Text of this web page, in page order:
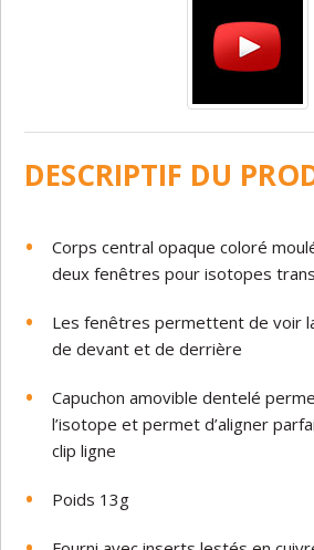
DESCRIPTIF DU
Corps central opaque coloré
deux fenêtres pour isotopes
Les fenêtres permettent de voir
de devant et de derrière
Capuchon amovible dentelé
l’isotope et permet d’aligner
clip ligne
Poids 13g